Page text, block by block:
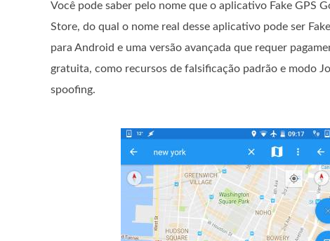
Você pode saber pelo nome que o aplicativo Fake GPS
Store, do qual o nome real desse aplicativo pode ser
para Android e uma versão avançada que requer
gratuita, como recursos de falsificação padrão e modo
spoofing.